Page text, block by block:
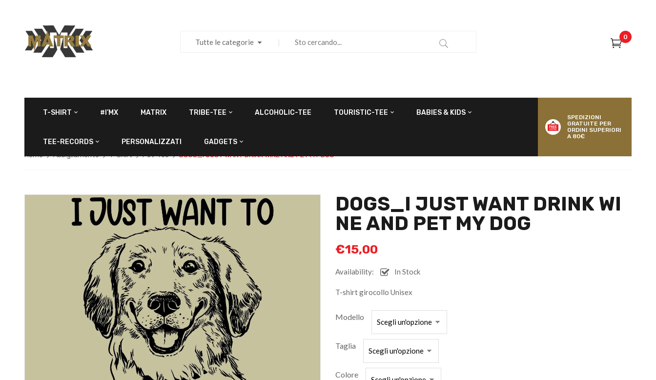
Tutte le categorie
0
T-SHIRT #I’MX MATRIX TRIBE-TEE ALCOHOLIC-TEE TOURISTIC-TEE BABIES & KIDS
TEE-RECORDS PERSONALIZZATI GADGETS
SPEDIZIONI
GRATUITE PER
ORDINI SUPERIORI
A 80€
Home Abbigliamento T-Shirt Pet-Tee DOGS_I JUST WANT DRINK WINE AND PET MY DOG
DOGS_I JUST WANT DRINK WI
NE AND PET MY DOG
€15,00
Availability: In Stock
T-shirt girocollo Unisex
Modello
Taglia
Colore